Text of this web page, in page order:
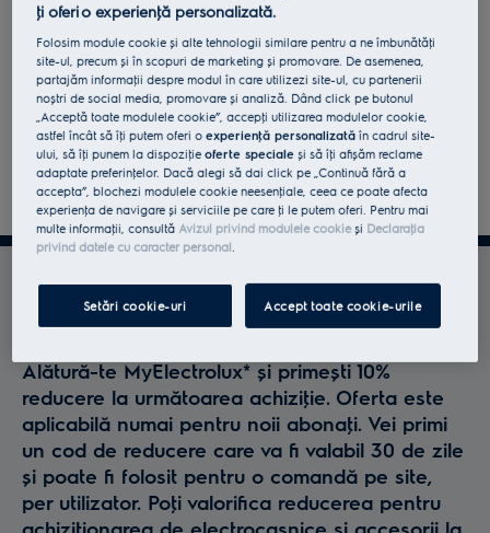
Profită la maxim de
Electrolux
Alătură-te MyElectrolux* și primești 10%
reducere la următoarea achiziţie. Oferta este
aplicabilă numai pentru noii abonaţi. Vei primi
un cod de reducere care va fi valabil 30 de zile
și poate fi folosit pentru o comandă pe site,
per utilizator. Poţi valorifica reducerea pentru
ţi oferi o experienţă personalizată.
Folosim module cookie și alte tehnologii similare pentru a ne îmbunătăţi
site-ul, precum și în scopuri de marketing și promovare. De asemenea,
partajăm informaţii despre modul în care utilizezi site-ul, cu partenerii
noștri de social media, promovare și analiză. Dând click pe butonul
„Acceptă toate modulele cookie”, accepţi utilizarea modulelor cookie,
astfel încât să îţi putem oferi oexperienţă personalizată în cadrul site-
ului, să îţi punem la dispoziţieoferte speciale și să îţi afișăm reclame
adaptate preferinţelor. Dacă alegi să dai click pe „Continuă fără a
accepta”, blochezi modulele cookie neesenţiale, ceea ce poate afecta
experienţa de navigare și serviciile pe care ţi le putem oferi. Pentru mai
multe informaţii, consultă Avizul privind modulele cookieși Declaraţia
privind datele cu caracter personal.
Setări cookie-uri Accept toate cookie-urile